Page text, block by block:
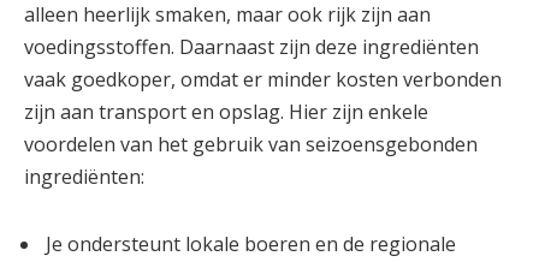
alleen heerlijk smaken, maar ook rijk zijn aan
voedingsstoffen. Daarnaast zijn deze ingrediënten
vaak goedkoper, omdat er minder kosten verbonden
zijn aan transport en opslag. Hier zijn enkele
voordelen van het gebruik van seizoensgebonden
ingrediënten:
Je ondersteunt lokale boeren en de regionale